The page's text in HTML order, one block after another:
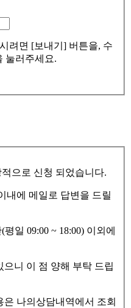
려면 [보내기] 버튼을, 수
눌러주세요.
으로 신청 되었습니다.
내에 메일로 답변을 드릴
일 09:00 ~ 18:00) 이외에
니 이 점 양해 부탁 드립
나의상담내역에서 조회